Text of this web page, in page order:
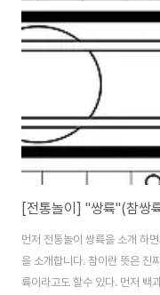
에 빨간말을 둔다. 이렇게 해서
끝나고 후반전은 빨간말을 빼내
상대편 말을 따내며 상대편말이
[전통놀이] "쌍륙"(참쌍
먼저 전통놀이 쌍륙을 소개 하
을 소개합니다. 참이란 뜻은 진
륙이라고도 할수 있다. 먼저 백